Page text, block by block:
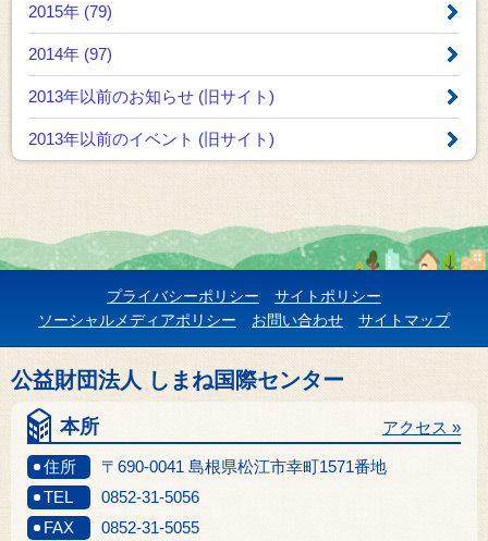
2015年 (79)
2014年 (97)
2013年以前のお知らせ (旧サイト)
2013年以前のイベント (旧サイト)
プライバシーポリシー
サイトポリシー
ソーシャルメディアポリシー
お問い合わせ サイトマップ
公益財団法人 しまね国際センター
本所
住所 〒690-0041 島根県松江市幸町1571番地
アクセス »
TEL
0852-31-5056
FAX
0852-31-5055